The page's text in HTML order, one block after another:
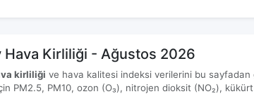
Hava Kirliliği - Ağustos 2026
kirliliği ve hava kalitesi indeksi verilerini bu
PM2.5, PM10, ozon (O₃), nitrojen dioksit (NO₂),